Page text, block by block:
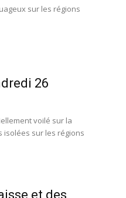
sur les régions
26
voilé sur la
isolées sur les régions
et des